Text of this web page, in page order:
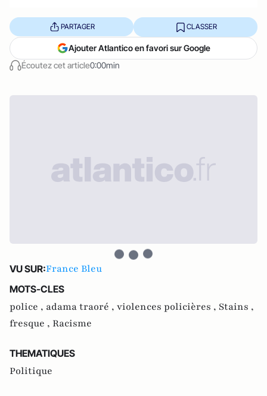
Écoutez cet article0:00min
PARTAGER CLASSER
Ajouter Atlantico en favori sur Google
VU SUR:France Bleu
MOTS-CLES
police , adama traoré , violences policières , Stains ,
fresque , Racisme
THEMATIQUES
Politique